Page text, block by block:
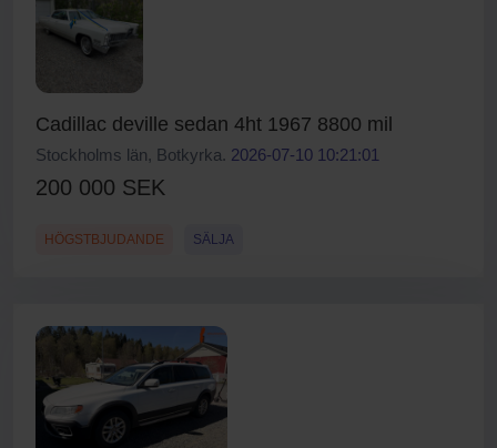
Cadillac deville sedan 4ht 1967 8800 mil
Stockholms län, Botkyrka. 2026-07-10 10:21:01
200 000 SEK
HÖGSTBJUDANDE SÄLJA